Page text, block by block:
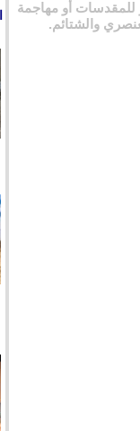
أو مهاجمة
والشتائم.